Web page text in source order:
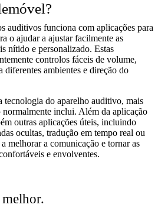
auditivos funciona com aplicações para
o ajudar a ajustar facilmente as
nítido e personalizado. Estas
controlos fáceis de volume,
diferentes ambientes e direção do
tecnologia do aparelho auditivo, mais
inclui. Além da aplicação
outras aplicações úteis, incluindo
ocultas, tradução em tempo real ou
melhorar a comunicação e tornar as
e envolventes.